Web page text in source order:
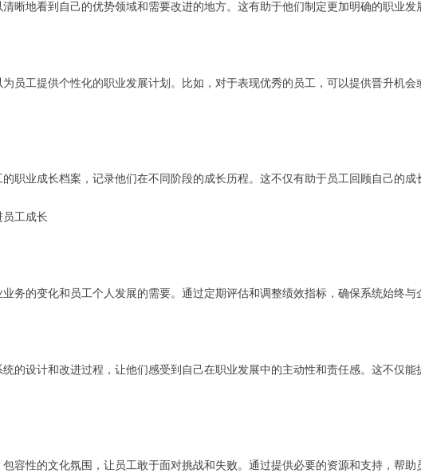
晰地看到自己的优势领域和需要改进的地方。这有助于他们制定更加明确的职业
员工提供个性化的职业发展计划。比如，对于表现优秀的员工，可以提供晋升机
职业成长档案，记录他们在不同阶段的成长历程。这不仅有助于员工回顾自己的
员工成长
务的变化和员工个人发展的需要。通过定期评估和调整绩效指标，确保系统始终
的设计和改进过程，让他们感受到自己在职业发展中的主动性和责任感。这不仅
容性的文化氛围，让员工敢于面对挑战和失败。通过提供必要的资源和支持，帮